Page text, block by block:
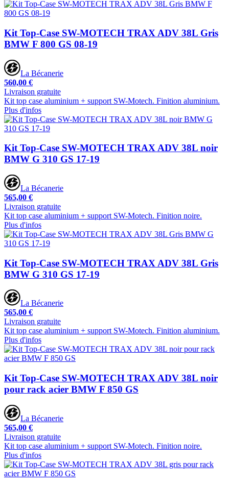
Kit Top-Case SW-MOTECH TRAX ADV 38L Gris
BMW F 800 GS 08-19
La Bécanerie
560,00 €
Livraison gratuite
Kit top case aluminium + support SW-Motech. Finition aluminium.
Plus d'infos
Kit Top-Case SW-MOTECH TRAX ADV 38L noir
BMW G 310 GS 17-19
La Bécanerie
565,00 €
Livraison gratuite
Kit top case aluminium + support SW-Motech. Finition noire.
Plus d'infos
Kit Top-Case SW-MOTECH TRAX ADV 38L Gris
BMW G 310 GS 17-19
La Bécanerie
565,00 €
Livraison gratuite
Kit top case aluminium + support SW-Motech. Finition aluminium.
Plus d'infos
Kit Top-Case SW-MOTECH TRAX ADV 38L noir
pour rack acier BMW F 850 GS
La Bécanerie
565,00 €
Livraison gratuite
Kit top case aluminium + support SW-Motech. Finition noire.
Plus d'infos